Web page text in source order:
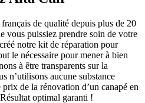
de qualité depuis plus de 20
vous puissiez prendre soin de votre
notre kit de réparation pour
le nécessaire pour mener à bien
à être transparents sur la
n’utilisons aucune substance
de la rénovation d’un canapé en
optimal garanti !